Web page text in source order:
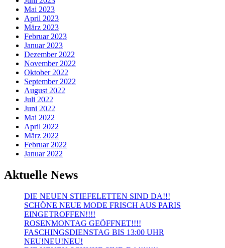
Mai 2023
April 2023
März 2023
Februar 2023
Januar 2023
Dezember 2022
November 2022
Oktober 2022
September 2022
August 2022
Juli 2022
Juni 2022
Mai 2022
April 2022
März 2022
Februar 2022
Januar 2022
Aktuelle News
DIE NEUEN STIEFELETTEN SIND DA!!!
SCHÖNE NEUE MODE FRISCH AUS PARIS
EINGETROFFEN!!!!
ROSENMONTAG GEÖFFNET!!!!
FASCHINGSDIENSTAG BIS 13:00 UHR
NEU!NEU!NEU!